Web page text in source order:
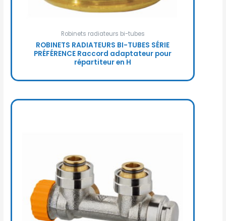
Robinets radiateurs bi-tubes
ROBINETS RADIATEURS BI-TUBES SÉRIE
PRÉFÉRENCE Raccord adaptateur pour
répartiteur en H